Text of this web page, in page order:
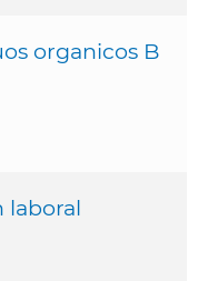
organicos B
laboral